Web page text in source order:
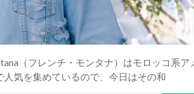
（フレンチ・モンタナ）はモロッコ系ア
人気を集めているので、今日はその和